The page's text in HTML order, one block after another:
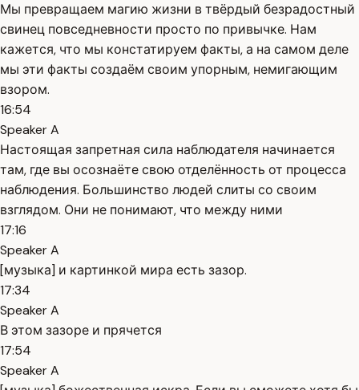
Мы превращаем магию жизни в твёрдый безрадостный
свинец повседневности просто по привычке. Нам
кажется, что мы констатируем факты, а на самом деле
мы эти факты создаём своим упорным, немигающим
взором.
16:54
Speaker A
Настоящая запретная сила наблюдателя начинается
там, где вы осознаёте свою отделённость от процесса
наблюдения. Большинство людей слиты со своим
взглядом. Они не понимают, что между ними
17:16
Speaker A
[музыка] и картинкой мира есть зазор.
17:34
Speaker A
В этом зазоре и прячется
17:54
Speaker A